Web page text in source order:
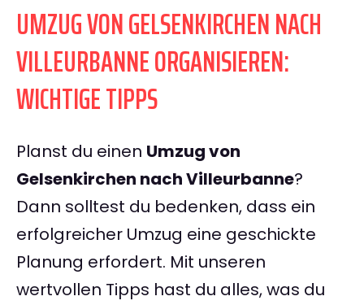
UMZUG VON GELSENKIRCHEN NACH
VILLEURBANNE ORGANISIEREN:
WICHTIGE TIPPS
Planst du einen Umzug von
Gelsenkirchen nach Villeurbanne?
Dann solltest du bedenken, dass ein
erfolgreicher Umzug eine geschickte
Planung erfordert. Mit unseren
wertvollen Tipps hast du alles, was du